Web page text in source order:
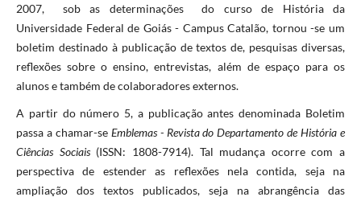
2007, sob as determinações do curso de História da
Universidade Federal de Goiás - Campus Catalão, tornou -se um
boletim destinado à publicação de textos de, pesquisas diversas,
reflexões sobre o ensino, entrevistas, além de espaço para os
alunos e também de colaboradores externos.
A partir do número 5, a publicação antes denominada Boletim
passa a chamar-se Emblemas - Revista do Departamento de História e
Ciências Sociais (ISSN: 1808-7914). Tal mudança ocorre com a
perspectiva de estender as reflexões nela contida, seja na
ampliação dos textos publicados, seja na abrangência das